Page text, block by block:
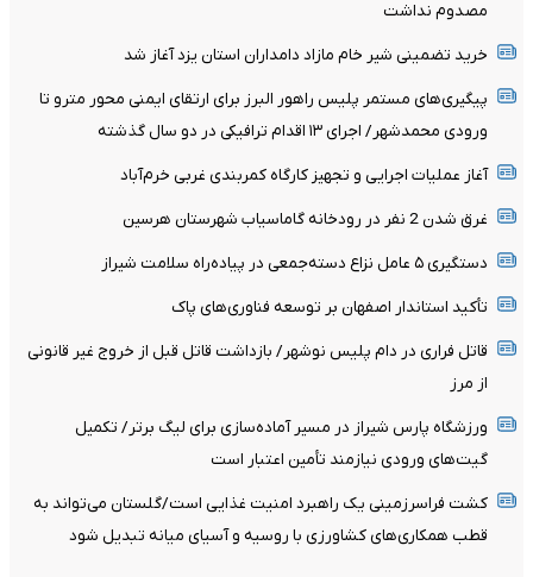
مصدوم نداشت
خرید تضمینی شیر خام مازاد دامداران استان یزد آغاز شد
پیگیری‌های مستمر پلیس راهور البرز برای ارتقای ایمنی محور مترو تا
ورودی محمدشهر/ اجرای ۱۳ اقدام ترافیکی در دو سال گذشته
آغاز عملیات اجرایی و تجهیز کارگاه کمربندی غربی خرم‌آباد
غرق شدن 2 نفر در رودخانه گاماسیاب شهرستان هرسین
دستگیری ۵ عامل نزاع دسته‌جمعی در پیاده‌راه سلامت شیراز
تأکید استاندار اصفهان بر توسعه فناوری‌های پاک
قاتل فراری در دام پلیس نوشهر/ بازداشت قاتل قبل از خروج غیر قانونی
از مرز
ورزشگاه پارس شیراز در مسیر آماده‌سازی برای لیگ برتر/ تکمیل
گیت‌های ورودی نیازمند تأمین اعتبار است
کشت فراسرزمینی یک راهبرد امنیت غذایی است/گلستان می‌تواند به
قطب همکاری‌های کشاورزی با روسیه و آسیای میانه تبدیل شود